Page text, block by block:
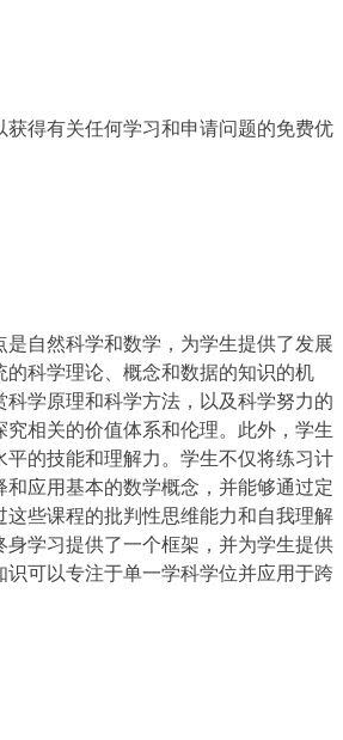
得有关任何学习和申请问题的免费优
自然科学和数学，为学生提供了发展
科学理论、概念和数据的知识的机
学原理和科学方法，以及科学努力的
相关的价值体系和伦理。此外，学生
平的技能和理解力。学生不仅将练习计
应用基本的数学概念，并能够通过定
些课程的批判性思维能力和自我理解
身学习提供了一个框架，并为学生提供
可以专注于单一学科学位并应用于跨